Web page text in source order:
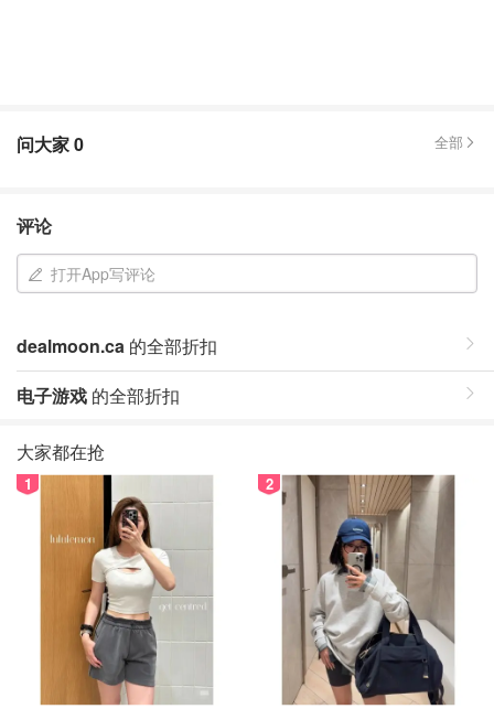
问大家0 全部
评论
打开App写评论
dealmoon.ca 的全部折扣
电子游戏 的全部折扣
大家都在抢
1 2